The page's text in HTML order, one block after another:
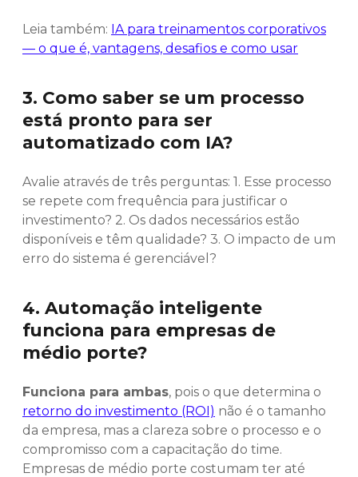
Leia também: IA para treinamentos corporativos
— o que é, vantagens, desafios e como usar
3. Como saber se um processo
está pronto para ser
automatizado com IA?
Avalie através de três perguntas: 1. Esse processo
se repete com frequência para justificar o
investimento? 2. Os dados necessários estão
disponíveis e têm qualidade? 3. O impacto de um
erro do sistema é gerenciável?
4. Automação inteligente
funciona para empresas de
médio porte?
Funciona para ambas, pois o que determina o
retorno do investimento (ROI) não é o tamanho
da empresa, mas a clareza sobre o processo e o
compromisso com a capacitação do time.
Empresas de médio porte costumam ter até